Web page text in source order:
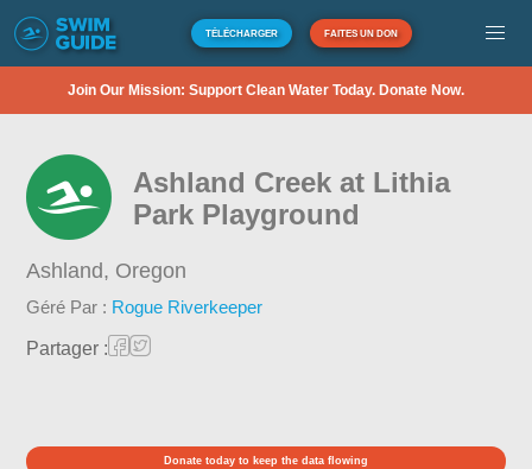
TÉLÉCHARGER FAITES UN DON
Join Our Mission: Support Clean Water Today. Donate Now.
Ashland Creek at Lithia
Park Playground
Ashland, Oregon
Géré Par : Rogue Riverkeeper
Partager :
Donate today to keep the data flowing